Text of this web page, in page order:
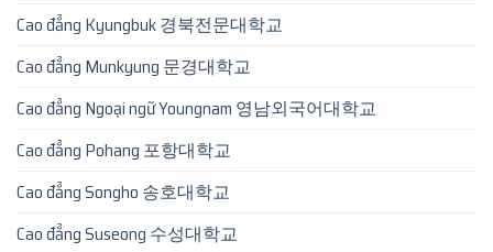
Cao đẳng Kyungbuk 경북전문대학교
Cao đẳng Munkyung 문경대학교
Cao đẳng Ngoại ngữ Youngnam 영남외국어대학교
Cao đẳng Pohang 포항대학교
Cao đẳng Songho 송호대학교
Cao đẳng Suseong 수성대학교